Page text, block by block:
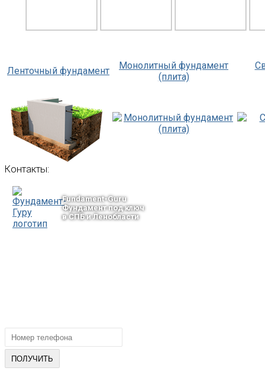
Ленточный фундамент
Монолитный фундамент
(плита)
Контакты:
Fundament-Guru
Фундамент под ключ
в СПБ и Ленобласти